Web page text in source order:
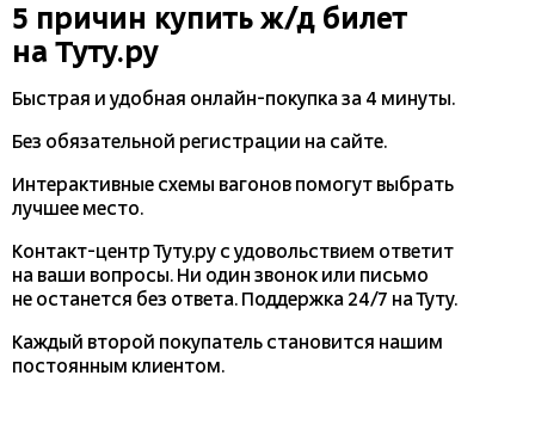
5 причин купить ж/д билет
на Туту.ру
Быстрая и удобная онлайн-покупказа 4 минуты.
Без обязательной регистрации на сайте.
Интерактивные схемы вагонов помогут выбрать
лучшее место.
Контакт-центр Туту.ру с удовольствием ответит
на ваши вопросы. Ни один звонок или письмо
не останется без ответа. Поддержка 24/7 на Туту.
Каждый второй покупатель становится нашим
постоянным клиентом.